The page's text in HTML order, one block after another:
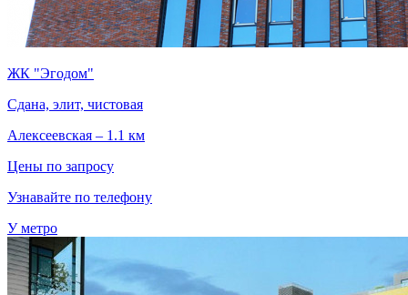
ЖК "Эгодом"
Сдана, элит, чистовая
Алексеевская – 1.1 км
Цены по запросу
Узнавайте по телефону
У метро